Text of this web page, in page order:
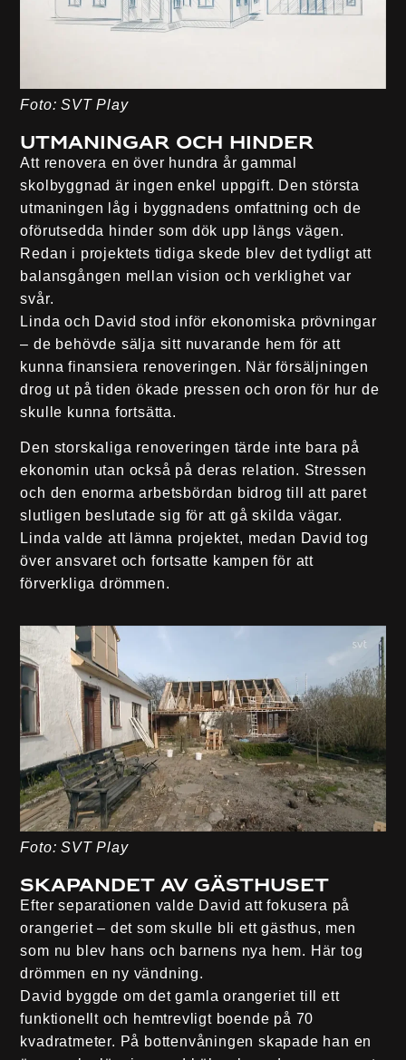
Foto: SVT Play
Utmaningar och Hinder
Att renovera en över hundra år gammal
skolbyggnad är ingen enkel uppgift. Den största
utmaningen låg i byggnadens omfattning och de
oförutsedda hinder som dök upp längs vägen.
Redan i projektets tidiga skede blev det tydligt att
balansgången mellan vision och verklighet var
svår.
Linda och David stod inför ekonomiska prövningar
– de behövde sälja sitt nuvarande hem för att
kunna finansiera renoveringen. När försäljningen
drog ut på tiden ökade pressen och oron för hur de
skulle kunna fortsätta.
Den storskaliga renoveringen tärde inte bara på
ekonomin utan också på deras relation. Stressen
och den enorma arbetsbördan bidrog till att paret
slutligen beslutade sig för att gå skilda vägar.
Linda valde att lämna projektet, medan David tog
över ansvaret och fortsatte kampen för att
förverkliga drömmen.
Foto: SVT Play
Skapandet av Gästhuset
Efter separationen valde David att fokusera på
orangeriet – det som skulle bli ett gästhus, men
som nu blev hans och barnens nya hem. Här tog
drömmen en ny vändning.
David byggde om det gamla orangeriet till ett
funktionellt och hemtrevligt boende på 70
kvadratmeter. På bottenvåningen skapade han en